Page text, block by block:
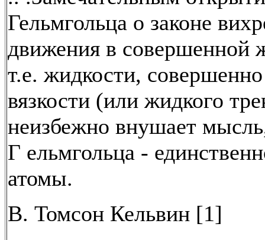
Гельмгольца о законе
движения в совершенной
т.е. жидкости,
вязкости (или жидкого
неизбежно внушает
Г ельмгольца -
атомы.
В. Томсон Кельвин [1]